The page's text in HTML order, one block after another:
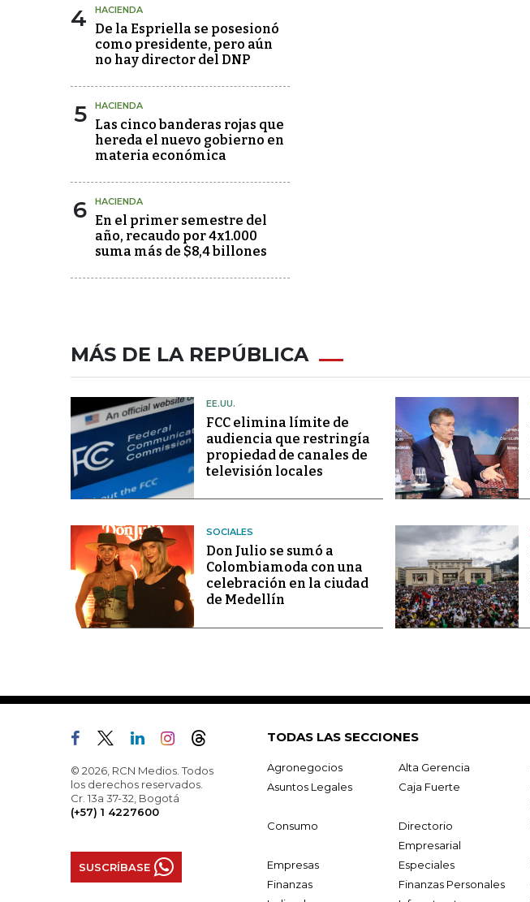
4 HACIENDA
De la Espriella se posesionó
como presidente, pero aún
no hay director del DNP
5 HACIENDA
Las cinco banderas rojas que
hereda el nuevo gobierno en
materia económica
6 HACIENDA
En el primer semestre del
año, recaudo por 4x1.000
suma más de $8,4 billones
MÁS DE LA REPÚBLICA
EE.UU.
FCC elimina límite de
audiencia que restringía
propiedad de canales de
televisión locales
SOCIALES
Don Julio se sumó a
Colombiamoda con una
celebración en la ciudad
de Medellín
© 2026, RCN Medios. Todos
los derechos reservados.
Cr. 13a 37-32, Bogotá
(+57) 1 4227600
SUSCRÍBASE
TODAS LAS SECCIONES
Agronegocios Alta Gerencia
Asuntos Legales
Caja Fuerte
Consumo
Directorio
Empresarial
Empresas Especiales
Finanzas
Finanzas Personales